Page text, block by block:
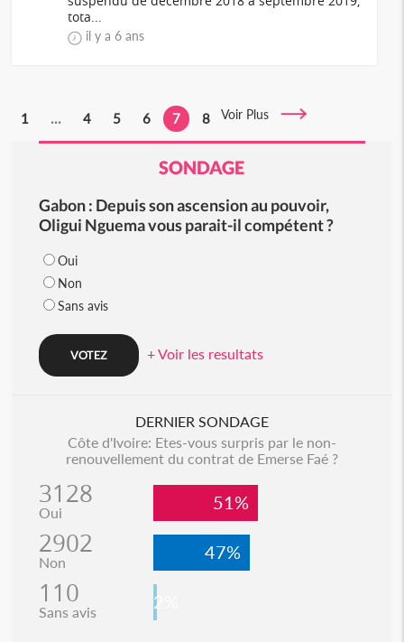
tota...
il y a 6 ans
1 ... 4 5 6 7 8 Voir Plus
SONDAGE
Gabon : Depuis son ascension au pouvoir,
Oligui Nguema vous parait-il compétent ?
Oui
Non
Sans avis
+ Voir les resultats
DERNIER SONDAGE
Côte d'Ivoire: Etes-vous surpris par le non-
renouvellement du contrat de Emerse Faé ?
3128
Oui 51%
2902
Non 47%
110
Sans avis 2%